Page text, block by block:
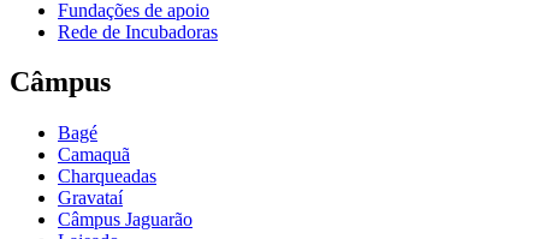
Fundações de apoio
Rede de Incubadoras
Câmpus
Bagé
Camaquã
Charqueadas
Gravataí
Câmpus Jaguarão